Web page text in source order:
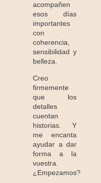
acompañen
esos días
importantes
con
coherencia,
sensibilidad y
belleza.
Creo
firmemente
que los
detalles
cuentan
historias. Y
me encanta
ayudar a dar
forma a la
vuestra.
¿Empezamos?